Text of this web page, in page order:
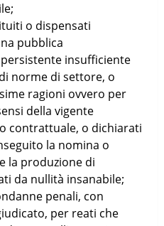
o dispensati
pubblica
insufficiente
norme di settore, o
ragioni ovvero per
della vigente
contrattuale, o dichiarati
la nomina o
la produzione di
da nullità insanabile;
penali, con
per reati che